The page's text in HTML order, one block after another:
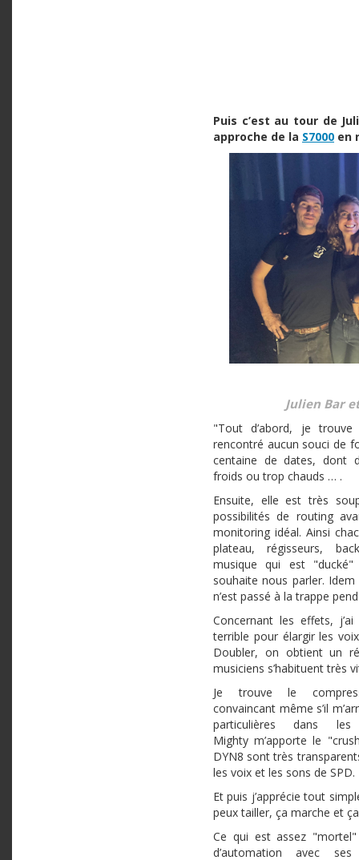
Puis c’est au tour de
approche de la S7000 en
Julien Bar
"Tout d’abord, je
rencontré aucun souci de
centaine de dates, dont
froids ou trop chauds … .
Ensuite, elle est très
possibilités de routing
monitoring idéal. Ainsi
plateau, régisseurs,
musique qui est "ducké"
souhaite nous parler.
n’est passé à la trappe
Concernant les effets,
terrible pour élargir les
Doubler, on obtient un
musiciens s’habituent très
Je trouve le
convaincant même s’il
particulières dans
Mighty m’apporte le
DYN8 sont très
les voix et les sons de SPD.
Et puis j’apprécie tout
peux tailler, ça marche et
Ce qui est assez
d’automation avec